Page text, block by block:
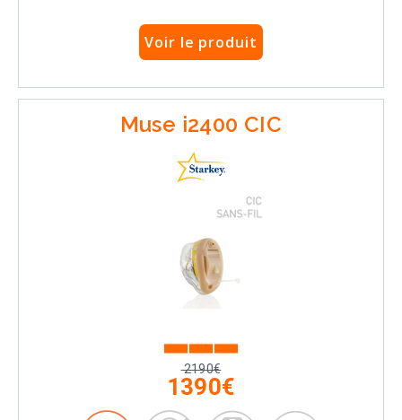
Voir le produit
Muse i2400 CIC
2190€
1390€